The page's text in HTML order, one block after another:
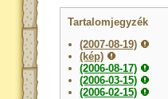
Tartalomjegyzék
(2007-08-19)
(kép)
(2006-08-17)
(2006-03-15)
(2006-02-15)